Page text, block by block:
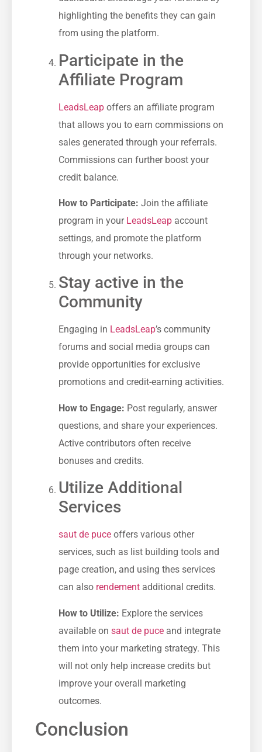
highlighting the benefits they can gain
from using the platform.
Participate in the
Affiliate Program
LeadsLeap offers an affiliate program
that allows you to earn commissions on
sales generated ⁤through your referrals.
Commissions can further boost your‍
credit balance.
How to Participate: Join the affiliate
program in your LeadsLeap account
settings, and promote the platform
through your networks.
Stay active in ‌the
Community
Engaging in ⁤ LeadsLeap’s community
forums and⁤ social media⁤ groups can
provide opportunities for exclusive⁣
promotions and credit-earning activities.
How to Engage: Post regularly, answer
questions, and share your experiences.
Active ‍contributors⁢ often ⁣receive
bonuses and credits.
Utilize Additional
Services
saut de puce offers various other​
services, such as list building tools and
page creation, and ⁢using thes services
can also rendement additional credits.
How to Utilize: Explore the services
available ‌on‌ saut de puce and integrate
them into your marketing strategy. This
will⁣ not only help increase credits but
improve your overall marketing
outcomes.
Conclusion